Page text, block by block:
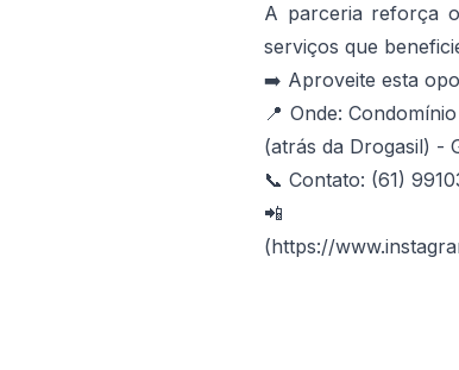
A parceria reforça
serviços que
➡️ Aproveite esta
📍 Onde:
(atrás da Drogasil) -
📞 Contato: (61)
📲
(https://